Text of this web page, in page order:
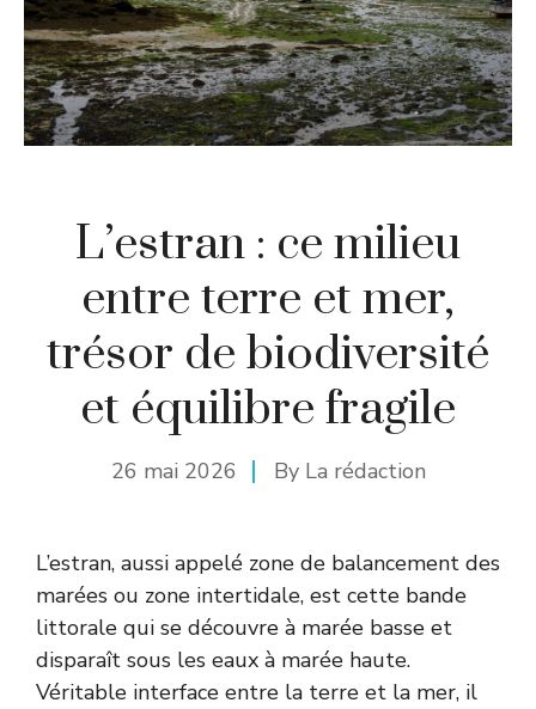
L’estran : ce milieu
entre terre et mer,
trésor de biodiversité
et équilibre fragile
26 mai 2026 By La rédaction
L’estran, aussi appelé zone de balancement des
marées ou zone intertidale, est cette bande
littorale qui se découvre à marée basse et
disparaît sous les eaux à marée haute.
Véritable interface entre la terre et la mer, il